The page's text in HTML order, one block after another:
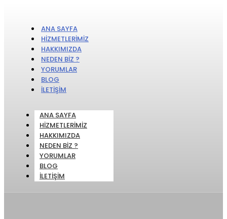
ANA SAYFA
HIZMETLERIMIZ
HAKKIMIZDA
NEDEN BIZ ?
YORUMLAR
BLOG
İLETIŞIM
ANA SAYFA
HIZMETLERIMIZ
HAKKIMIZDA
NEDEN BIZ ?
YORUMLAR
BLOG
İLETIŞIM